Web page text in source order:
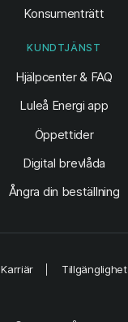
Konsumenträtt
KUNDTJÄNST
Hjälpcenter & FAQ
Luleå Energi app
Öppettider
Digital brevlåda
Ångra din beställning
Karriär Tillgänglighet